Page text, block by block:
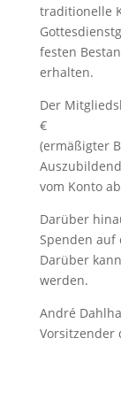
traditionelle
festen
erhalten.
Der
€
(ermäßigter
vom Konto
Darüber
Spenden auf
Darüber
werden.
André
Vorsitzender